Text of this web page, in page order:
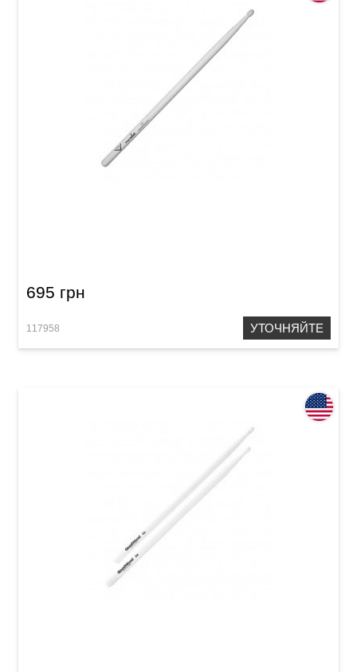
695 грн
117958 УТОЧНЯЙТЕ